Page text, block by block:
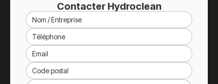
Contacter Hydroclean